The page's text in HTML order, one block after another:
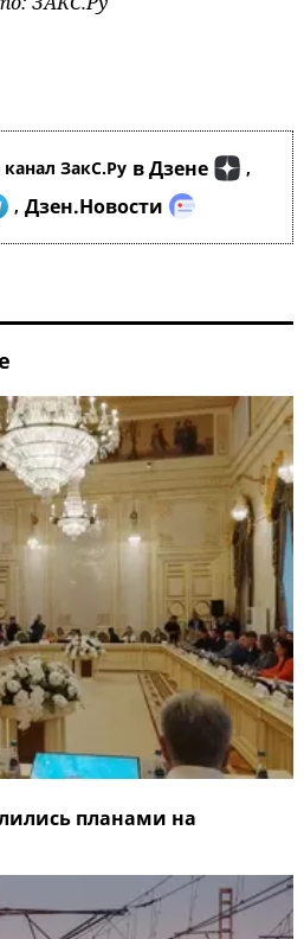
ЗакС.Ру в Дзене ,
, Дзен.Новости
планами на